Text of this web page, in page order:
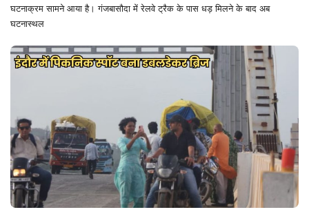
घटनाक्रम सामने आया है। गंजबासौदा में रेलवे ट्रैक के पास धड़ मिलने के बाद अब
घटनास्थल